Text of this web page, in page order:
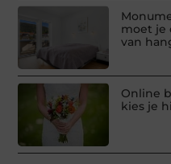
moet je
van
Online
kies je